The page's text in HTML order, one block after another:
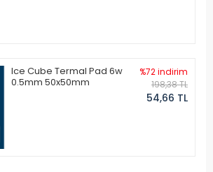
Ice Cube Termal Pad 6w
0.5mm 50x50mm
%72 indirim
198,38 TL
54,66 TL